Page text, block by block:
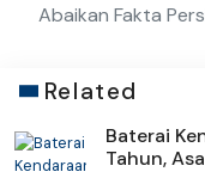
Abaikan Fakta
Related
Baterai
Tahun,